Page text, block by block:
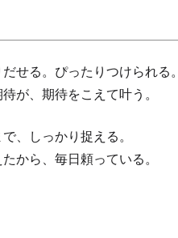
せる。ぴったりつけられる。
が、期待をこえて叶う。
、しっかり捉える。
から、毎日頼っている。